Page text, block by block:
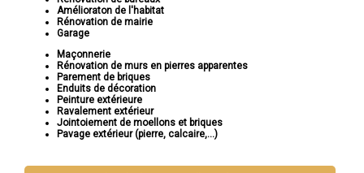
Amélioraton de l'habitat
Rénovation de mairie
Garage
Maçonnerie
Rénovation de murs en pierres apparentes
Parement de briques
Enduits de décoration
Peinture extérieure
Ravalement extérieur
Jointoiement de moellons et briques
Pavage extérieur (pierre, calcaire,...)